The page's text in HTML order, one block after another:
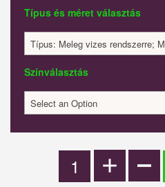
Típus és méret választás
Színválasztás
Select an Option